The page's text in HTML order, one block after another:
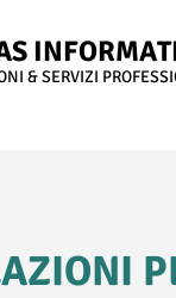
& SERVIZI